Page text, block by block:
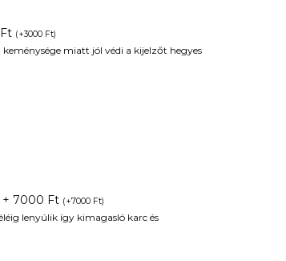
(+3000 Ft)
miatt jól védi a kijelzőt hegyes
+ 7000 Ft (+7000 Ft)
lenyúlik így kimagasló karc és